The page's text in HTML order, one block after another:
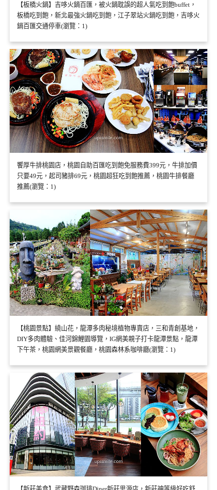
【板橋火鍋】吉哆火鍋百匯，被火鍋耽誤的超人氣吃到飽buffet，
板橋吃到飽，新北最強火鍋吃到飽，江子翠站火鍋吃到飽，吉哆火
鍋百匯交通停車(瀏覽：1)
饗厚牛排桃園店，桃園自助百匯吃到飽免服務費399元，牛排加價
只要49元，起司豬排69元，桃園超狂吃到飽推薦，桃園牛排餐廳
推薦(瀏覽：1)
【桃園景點】繞山花，龍潭多肉秘境植物專賣店，三和青創基地，
DIY多肉體驗、佳河錦鯉園導覽，IG網美親子打卡龍潭景點，龍潭
下午茶，桃園網美景觀餐廳，桃園森林系咖啡廳(瀏覽：1)